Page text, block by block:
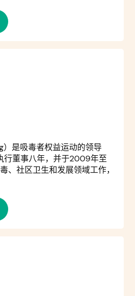
）是吸毒者权益运动的领导
行董事八年，并于2009年至
、社区卫生和发展领域工作，